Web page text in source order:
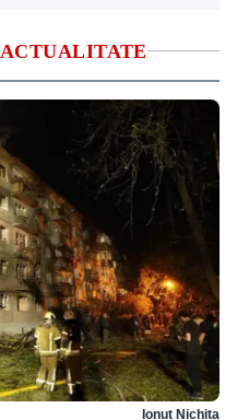
ACTUALITATE
Ionuț Nichita